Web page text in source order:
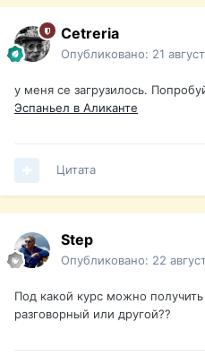
Cetreria
Опубликовано: 21
у меня се загрузилось.
Эспаньел в Аликанте
Цитата
Step
Опубликовано: 22
Под какой курс можно
разговорный или другой??